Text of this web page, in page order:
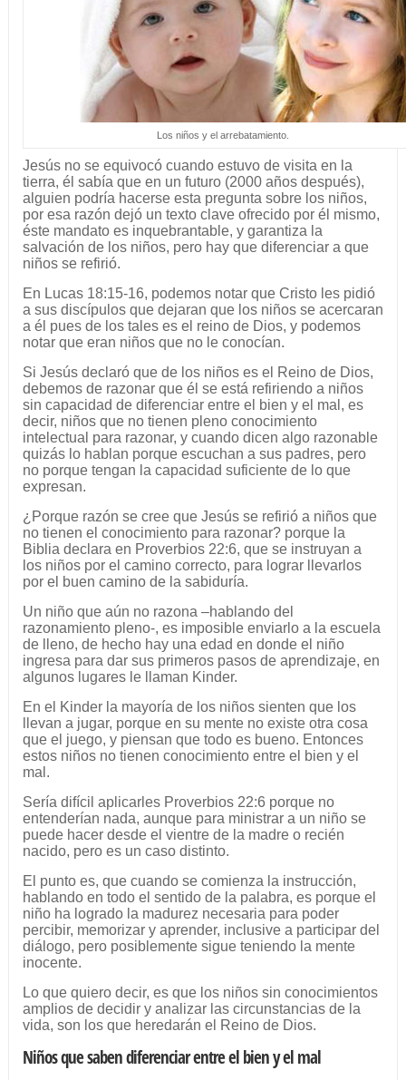
Los niños y el arrebatamiento.
Jesús no se equivocó cuando estuvo de visita en la
tierra, él sabía que en un futuro (2000 años después),
alguien podría hacerse esta pregunta sobre los niños,
por esa razón dejó un texto clave ofrecido por él mismo,
éste mandato es inquebrantable, y garantiza la
salvación de los niños, pero hay que diferenciar a que
niños se refirió.
En Lucas 18:15-16, podemos notar que Cristo les pidió
a sus discípulos que dejaran que los niños se acercaran
a él pues de los tales es el reino de Dios, y podemos
notar que eran niños que no le conocían.
Si Jesús declaró que de los niños es el Reino de Dios,
debemos de razonar que él se está refiriendo a niños
sin capacidad de diferenciar entre el bien y el mal, es
decir, niños que no tienen pleno conocimiento
intelectual para razonar, y cuando dicen algo razonable
quizás lo hablan porque escuchan a sus padres, pero
no porque tengan la capacidad suficiente de lo que
expresan.
¿Porque razón se cree que Jesús se refirió a niños que
no tienen el conocimiento para razonar? porque la
Biblia declara en Proverbios 22:6, que se instruyan a
los niños por el camino correcto, para lograr llevarlos
por el buen camino de la sabiduría.
Un niño que aún no razona –hablando del
razonamiento pleno-, es imposible enviarlo a la escuela
de lleno, de hecho hay una edad en donde el niño
ingresa para dar sus primeros pasos de aprendizaje, en
algunos lugares le llaman Kinder.
En el Kinder la mayoría de los niños sienten que los
llevan a jugar, porque en su mente no existe otra cosa
que el juego, y piensan que todo es bueno. Entonces
estos niños no tienen conocimiento entre el bien y el
mal.
Sería difícil aplicarles Proverbios 22:6 porque no
entenderían nada, aunque para ministrar a un niño se
puede hacer desde el vientre de la madre o recién
nacido, pero es un caso distinto.
El punto es, que cuando se comienza la instrucción,
hablando en todo el sentido de la palabra, es porque el
niño ha logrado la madurez necesaria para poder
percibir, memorizar y aprender, inclusive a participar del
diálogo, pero posiblemente sigue teniendo la mente
inocente.
Lo que quiero decir, es que los niños sin conocimientos
amplios de decidir y analizar las circunstancias de la
vida, son los que heredarán el Reino de Dios.
Niños que saben diferenciar entre el bien y el mal